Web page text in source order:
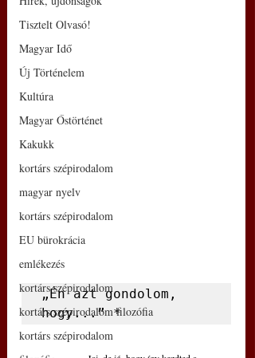
Tisztelt Olvasó!
Magyar Idő
Új Történelem
Kultúra
Magyar Őstörténet
Kakukk
kortárs szépirodalom
magyar nyelv
kortárs szépirodalom
EU bürokrácia
emlékezés
kortárs szépirodalom
kortárs szépirodalom filozófia
kortárs szépirodalom
„Én azt gondolom,
hogy...” *